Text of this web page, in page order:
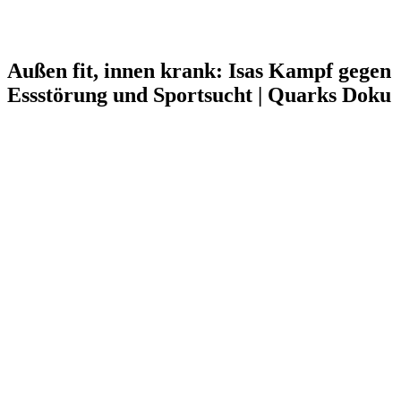
Außen fit, innen krank: Isas Kampf gegen
Essstörung und Sportsucht | Quarks Doku